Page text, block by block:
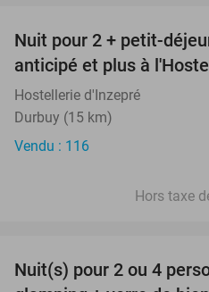
Nuit pour 2 + petit-
anticipé et plus à
Hostellerie d'Inzepré
Durbuy (15 km)
Vendu : 116
Hors taxe
Nuit(s) pour 2 ou 4